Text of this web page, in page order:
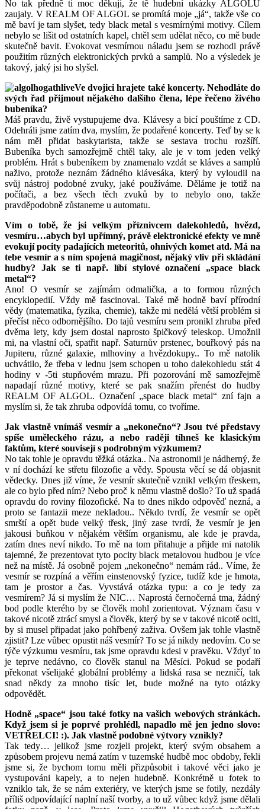
No tak předně ti moc děkuji, že tě hudební ukázky ALGOLU
zaujaly. V REALM OF ALGOL se promítá moje „já“, takže vše co
mě baví je tam slyšet, tedy black metal s vesmírnými motivy. Cílem
nebylo se lišit od ostatních kapel, chtěl sem udělat něco, co mě bude
skutečně bavit. Evokovat vesmírnou náladu jsem se rozhodl právě
použitím různých elektronických prvků a samplů. No a výsledek je
takový, jaký jsi ho slyšel.
Ve dvojici hrajete také koncerty. Nehodláte do
svých řad přijmout nějakého dalšího člena, lépe řečeno živého
bubeníka?
Máš pravdu, živě vystupujeme dva. Klávesy a bicí pouštíme z CD.
Odehráli jsme zatím dva, myslím, že podařené koncerty. Teď by se k
nám měl přidat baskytarista, takže se sestava trochu rozšíří.
Bubeníka bych samozřejmě chtěl taky, ale je v tom jeden velký
problém. Hrát s bubeníkem by znamenalo vzdát se kláves a samplů
naživo, protože neznám žádného klávesáka, který by vyloudil na
svůj nástroj podobné zvuky, jaké používáme. Děláme je totiž na
počítači, a bez všech těch zvuků by to nebylo ono, takže
pravděpodobně zůstaneme u automatu.
Vím o tobě, že jsi velkým příznivcem dalekohledů, hvězd,
vesmíru…abych byl upřímný, právě elektronické efekty ve mně
evokují pocity padajících meteoritů, ohnivých komet atd. Má na
tebe vesmír a s ním spojená magičnost, nějaký vliv při skládání
hudby? Jak se ti např. líbí stylové označení „space black
metal“?
Ano! O vesmír se zajímám odmalička, a to formou různých
encyklopedií. Vždy mě fascinoval. Také mě hodně baví přírodní
vědy (matematika, fyzika, chemie), takže mi nedělá větší problém si
přečíst něco odbornějšího. Do tajů vesmíru sem pronikl zhruba před
dvěma lety, kdy jsem dostal naprosto špičkový teleskop. Umožnil
mi, na vlastní oči, spatřit např. Saturnův prstenec, bouřkový pás na
Jupiteru, různé galaxie, mlhoviny a hvězdokupy.. To mě natolik
uchvátilo, že třeba v lednu jsem schopen u toho dalekohledu stát 4
hodiny v -5ti stupňovém mrazu. Při pozorování mě samozřejmě
napadají různé motivy, které se pak snažím přenést do hudby
REALM OF ALGOL. Označení „space black metal“ zní fajn a
myslím si, že tak zhruba odpovídá tomu, co tvoříme.
Jak vlastně vnímáš vesmír a „nekonečno“? Jsou tvé představy
spíše uměleckého rázu, a nebo raději tíhneš ke klasickým
faktům, které souvisejí s podrobným výzkumem?
No tak tohle je opravdu těžká otázka.. Na astronomii je nádherný, že
v ní dochází ke střetu filozofie a vědy. Spousta věcí se dá objasnit
vědecky. Dnes již víme, že vesmír skutečně vznikl velkým třeskem,
ale co bylo před ním? Nebo proč k němu vlastně došlo? To už spadá
opravdu do roviny filozofické. Na to dnes nikdo odpověď nezná, a
proto se fantazii meze nekladou.. Někdo tvrdí, že vesmír se opět
smrští a opět bude velký třesk, jiný zase tvrdí, že vesmír je jen
jakousi buňkou v nějakém větším organismu, ale kde je pravda,
zatím dnes neví nikdo. To mě na tom přitahuje a přijde mi natolik
tajemné, že prezentovat tyto pocity black metalovou hudbou je více
než na místě. Já osobně pojem „nekonečno“ nemám rád.. Víme, že
vesmír se rozpíná a věřím einstenovský fyzice, tudíž kde je hmota,
tam je prostor a čas. Vyvstává otázka typu: a co je tedy za
vesmírem? Já si myslím že NIC… Naprostá černočerná tma, žádný
bod podle kterého by se člověk mohl zorientovat. Význam času v
takové nicotě ztrácí smysl a člověk, který by se v takové nicotě ocitl,
by si musel připadat jako pohřbený zaživa. Ovšem jak tohle vlastně
zjistit? Lze vůbec opustit náš vesmír? To se já nikdy nedovím. Co se
týče výzkumu vesmíru, tak jsme opravdu kdesi v pravěku. Vždyť to
je teprve nedávno, co člověk stanul na Měsíci. Pokud se podaří
překonat všelijaké globální problémy a lidská rasa se nezničí, tak
snad někdy za mnoho tisíc let, bude možné na tyto otázky
odpovědět.
Hodně „space“ jsou také fotky na vašich webových stránkách.
Když jsem si je poprvé prohlédl, napadlo mě jen jedno slovo:
VETŘELCI! :). Jak vlastně podobné výtvory vznikly?
Tak tedy… jelikož jsme rozjeli projekt, který svým obsahem a
způsobem projevu nemá zatím v tuzemské hudbě moc obdoby, řekli
jsme si, že bychom tomu měli přizpůsobit i takové věci jako je
vystupováni kapely, a to nejen hudebně. Konkrétně u fotek to
vzniklo tak, že se nám exteriéry, ve kterých jsme se fotily, nezdály
příliš odpovídající naplní naší tvorby, a to už vůbec když jsme dělali